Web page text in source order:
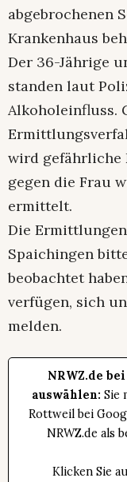
abgebrochenen
Krankenhaus
Der 36-Jährige
standen laut
Alkoholeinfluss.
wird gefährliche
gegen die Frau
ermittelt.
Die
Spaichingen
beobachtet
verfügen, sich
melden.
NRWZ.de
auswählen: Sie
Rottweil bei
NRWZ.de als
Klicken Sie